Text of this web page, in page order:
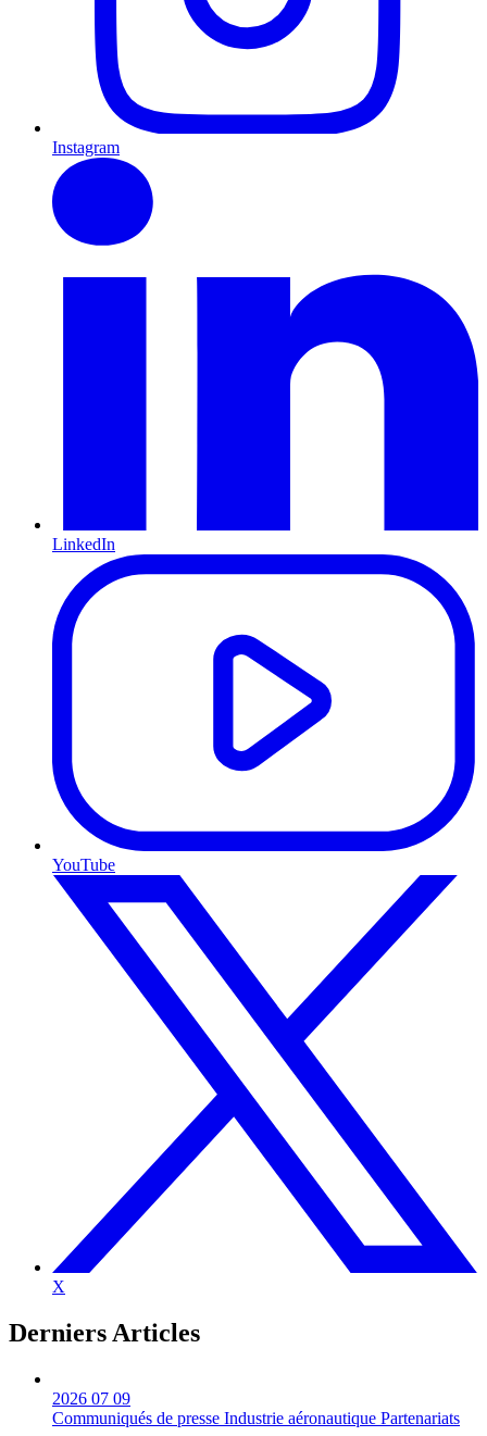
Instagram
LinkedIn
YouTube
X
Derniers Articles
2026 07 09
Communiqués de presse Industrie aéronautique Partenariats